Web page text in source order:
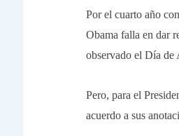
Por el cuarto año
Obama falla en dar
observado el Día
Pero, para el
acuerdo a sus